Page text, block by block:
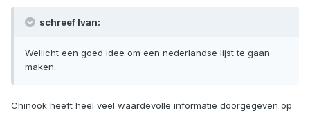
schreef Ivan:
Wellicht een goed idee om een nederlandse lijst te gaan
maken.
Chinook heeft heel veel waardevolle informatie doorgegeven op